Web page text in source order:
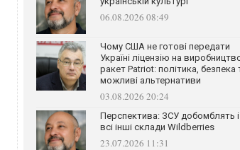
06.08.2026 08:49
Чому США не готові передати
Україні ліцензію на
ракет Patriot: політика, безпека
можливі альтернативи
03.08.2026 20:24
Перспектива: ЗСУ добомблять і
всі інші склади Wildberries
23.07.2026 11:31